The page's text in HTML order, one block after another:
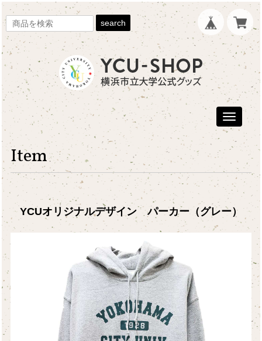
search
Toggle
Item
YCUオリジナルデザイン パーカー（グレー）